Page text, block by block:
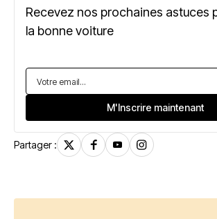
Recevez nos prochaines astuces
la bonne voiture
Partager :